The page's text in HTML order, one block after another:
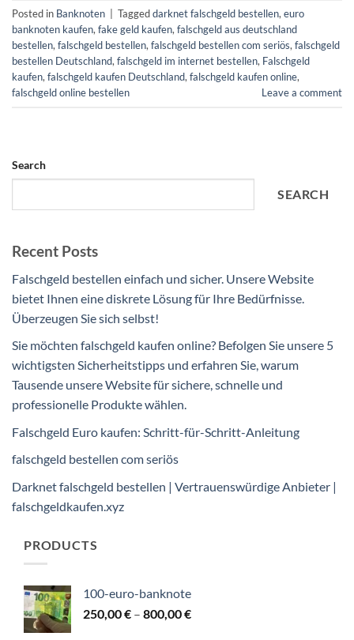
Posted in Banknoten Taggeddarknet falschgeld bestellen,euro
banknoten kaufen​,fake geld kaufen,falschgeld aus deutschland
bestellen,falschgeld bestellen,falschgeld bestellen com seriös​,falschgeld
bestellen Deutschland,falschgeld im internet bestellen​, Falschgeld
kaufen,falschgeld kaufen Deutschland,falschgeld kaufen online​,
falschgeld online bestellen​
Leave a comment
Search
SEARCH
Recent Posts
Falschgeld bestellen einfach und sicher. Unsere Website
bietet Ihnen eine diskrete Lösung für Ihre Bedürfnisse.
Überzeugen Sie sich selbst!
Sie möchten falschgeld kaufen online? Befolgen Sie unsere 5
wichtigsten Sicherheitstipps und erfahren Sie, warum
Tausende unsere Website für sichere, schnelle und
professionelle Produkte wählen.
Falschgeld Euro kaufen: Schritt-für-Schritt-Anleitung
falschgeld bestellen com seriös​
Darknet falschgeld bestellen | Vertrauenswürdige Anbieter |
falschgeldkaufen.xyz
PRODUCTS
100-euro-banknote​
250,00€ – 800,00€Price